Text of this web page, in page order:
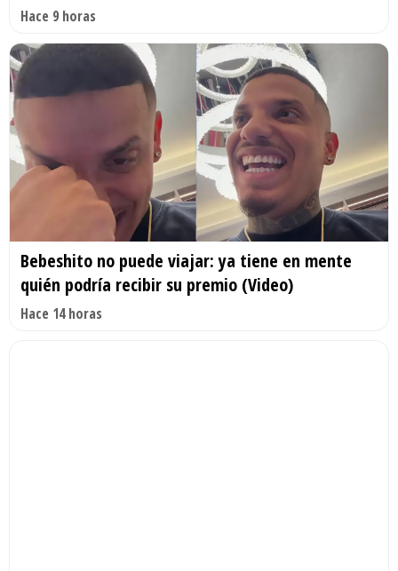
Hace 9 horas
Bebeshito no puede viajar: ya tiene en mente
quién podría recibir su premio (Video)
Hace 14 horas